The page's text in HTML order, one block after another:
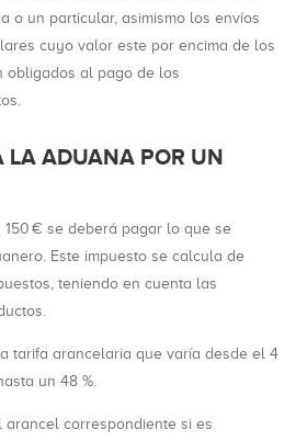
o un particular, asimismo los envíos
cuyo valor este por encima de los
obligados al pago de los
LA ADUANA POR UN
€ se deberá pagar lo que se
Este impuesto se calcula de
teniendo en cuenta las
tarifa arancelaria que varía desde el 4
un 48 %.
correspondiente si es